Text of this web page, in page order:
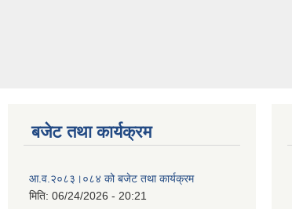
बजेट तथा कार्यक्रम
आ.व.२०८३।०८४ को बजेट तथा कार्यक्रम
मिति: 06/24/2026 - 20:21